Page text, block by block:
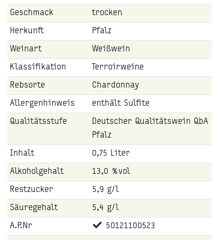
Geschmack
trocken
Herkunft
Pfalz
Weinart
Weißwein
Klassifikation
Terroirweine
Rebsorte
Chardonnay
Allergenhinweis
enthält Sulfite
Qualitätsstufe
Deutscher Qualitätswein QbA
Pfalz
Inhalt
0,75 Liter
Alkoholgehalt
13,0 %vol
Restzucker
5,9 g/l
Säuregehalt
5,4 g/l
A.P.Nr
50121100523